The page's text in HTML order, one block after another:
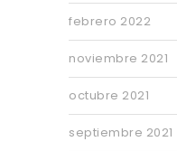
febrero 2022
noviembre 2021
octubre 2021
septiembre 2021